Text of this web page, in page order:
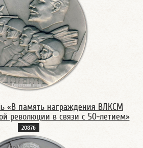
«В память награждения ВЛКСМ
революции в связи с 50-летием»
2087б